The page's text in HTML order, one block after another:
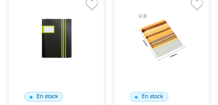
En stock En stock